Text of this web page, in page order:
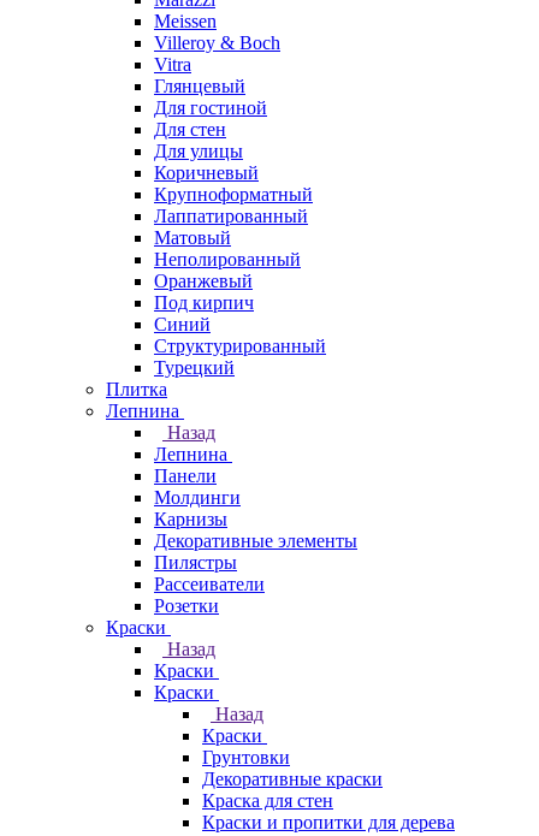
Meissen
Villeroy & Boch
Vitra
Глянцевый
Для гостиной
Для стен
Для улицы
Коричневый
Крупноформатный
Лаппатированный
Матовый
Неполированный
Оранжевый
Под кирпич
Синий
Структурированный
Турецкий
Плитка
Лепнина
Назад
Лепнина
Панели
Молдинги
Карнизы
Декоративные элементы
Пилястры
Рассеиватели
Розетки
Краски
Назад
Краски
Краски
Назад
Краски
Грунтовки
Декоративные краски
Краска для стен
Краски и пропитки для дерева